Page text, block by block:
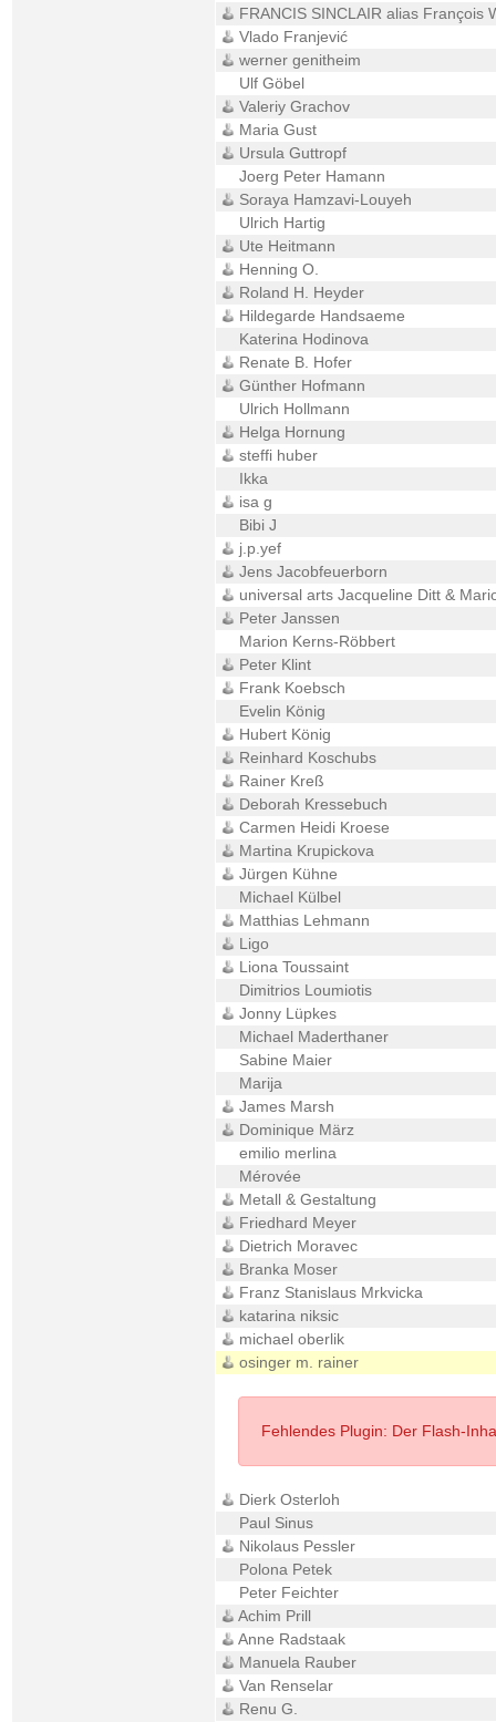
FRANCIS SINCLAIR alias François
Vlado Franjević
werner genitheim
Ulf Göbel
Valeriy Grachov
Maria Gust
Ursula Guttropf
Joerg Peter Hamann
Soraya Hamzavi-Louyeh
Ulrich Hartig
Ute Heitmann
Henning O.
Roland H. Heyder
Hildegarde Handsaeme
Katerina Hodinova
Renate B. Hofer
Günther Hofmann
Ulrich Hollmann
Helga Hornung
steffi huber
Ikka
isa g
Bibi J
j.p.yef
Jens Jacobfeuerborn
universal arts Jacqueline Ditt &
Peter Janssen
Marion Kerns-Röbbert
Peter Klint
Frank Koebsch
Evelin König
Hubert König
Reinhard Koschubs
Rainer Kreß
Deborah Kressebuch
Carmen Heidi Kroese
Martina Krupickova
Jürgen Kühne
Michael Külbel
Matthias Lehmann
Ligo
Liona Toussaint
Dimitrios Loumiotis
Jonny Lüpkes
Michael Maderthaner
Sabine Maier
Marija
James Marsh
Dominique März
emilio merlina
Mérovée
Metall & Gestaltung
Friedhard Meyer
Dietrich Moravec
Branka Moser
Franz Stanislaus Mrkvicka
katarina niksic
michael oberlik
osinger m. rainer
Fehlendes Plugin: Der Flash-
Dierk Osterloh
Paul Sinus
Nikolaus Pessler
Polona Petek
Peter Feichter
Achim Prill
Anne Radstaak
Manuela Rauber
Van Renselar
Renu G.